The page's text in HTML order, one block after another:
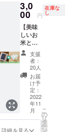
ターが
在籍す
るお
店、金
子商店
さんに
ブラン
ドして
頂いた
「象印
食堂の
お米」
２種
と、金
賞健康
米を
セット
点 ・象
印食堂
のお米
（3合真
空パッ
ク）4点
・金賞
健康米
(2合真
空パッ
ク) 4点
・象印
食堂の
お米の
玄米(2
合パッ
ク) 4点
3,0
00 円
在庫な
し
【美味
しいお
米と
セット
コー
ス】 ・
ごはん
で作っ
た除菌
ウエッ
ティッ
シュ 10
点 ・象
支援
者：
20人
お届
け予
定：
2022
年11
月
詳細を見る
こ
の
リ
タ
ー
ン